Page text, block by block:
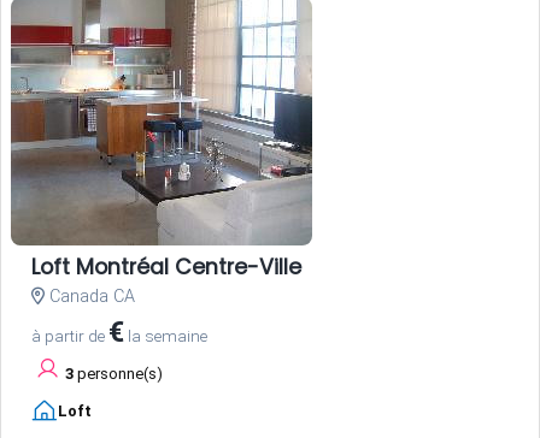
Loft Montréal Centre-Ville
Canada CA
à partir de € la semaine
3 personne(s)
Loft